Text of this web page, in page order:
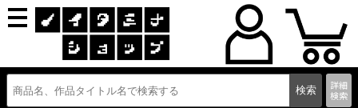
詳細
検索